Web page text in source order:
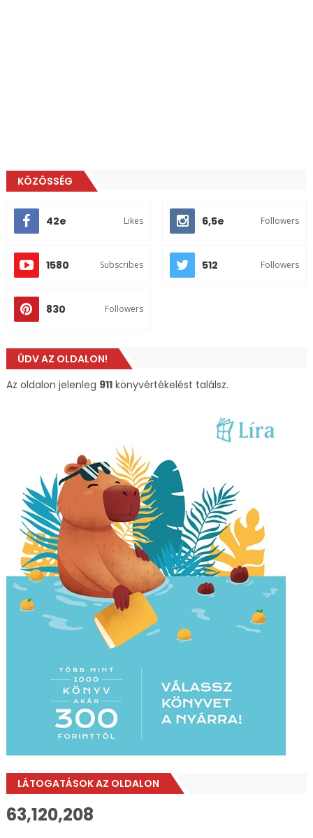
KÖZÖSSÉG
42e Likes 6,5e Followers
1580 Subscribes 512 Followers
830 Followers
ÜDV AZ OLDALON!
Az oldalon jelenleg 911könyvértékelést találsz.
LÁTOGATÁSOK AZ OLDALON
63,120,208